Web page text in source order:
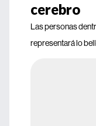
cerebro
Las personas
representará lo